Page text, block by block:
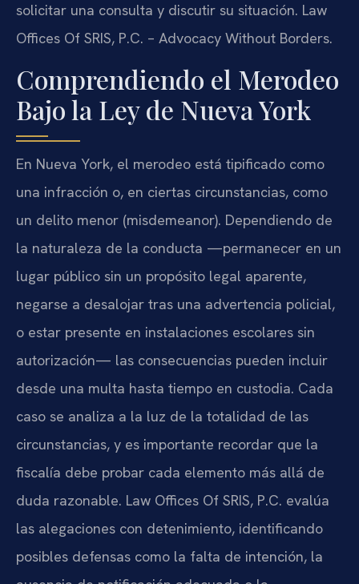
solicitar una consulta y discutir su situación. Law
Offices Of SRIS, P.C. – Advocacy Without Borders.
Comprendiendo el Merodeo
Bajo la Ley de Nueva York
En Nueva York, el merodeo está tipificado como
una infracción o, en ciertas circunstancias, como
un delito menor (misdemeanor). Dependiendo de
la naturaleza de la conducta —permanecer en un
lugar público sin un propósito legal aparente,
negarse a desalojar tras una advertencia policial,
o estar presente en instalaciones escolares sin
autorización— las consecuencias pueden incluir
desde una multa hasta tiempo en custodia. Cada
caso se analiza a la luz de la totalidad de las
circunstancias, y es importante recordar que la
fiscalía debe probar cada elemento más allá de
duda razonable. Law Offices Of SRIS, P.C. evalúa
las alegaciones con detenimiento, identificando
posibles defensas como la falta de intención, la